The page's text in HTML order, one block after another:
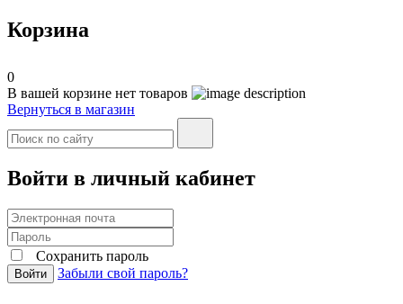
Корзина
0
В вашей корзине нет товаров
Вернуться в магазин
Войти в личный кабинет
Сохранить пароль
Войти Забыли свой пароль?